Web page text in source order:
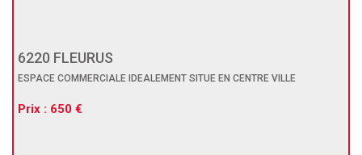
6220 FLEURUS
ESPACE COMMERCIALE IDEALEMENT SITUE EN CENTRE VILLE
Prix : 650 €